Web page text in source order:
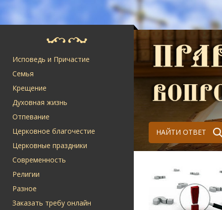
Исповедь и Причастие
Семья
Крещение
Духовная жизнь
Отпевание
Церковное благочестие
Церковные праздники
Современность
Религии
Разное
Заказать требу онлайн
НАЙТИ ОТВЕТ